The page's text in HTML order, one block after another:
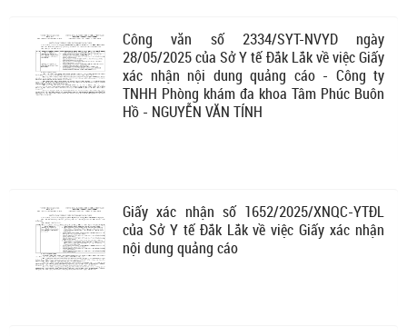
Công văn số 2334/SYT-NVYD ngày
28/05/2025 của Sở Y tế Đắk Lắk về việc Giấy
xác nhận nội dung quảng cáo - Công ty
TNHH Phòng khám đa khoa Tâm Phúc Buôn
Hồ - NGUYỄN VĂN TÍNH
Giấy xác nhận số 1652/2025/XNQC-YTĐL
của Sở Y tế Đắk Lắk về việc Giấy xác nhận
nội dung quảng cáo